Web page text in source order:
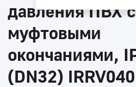
давления ПВХ с
муфтовыми
окончаниями,
(DN32)